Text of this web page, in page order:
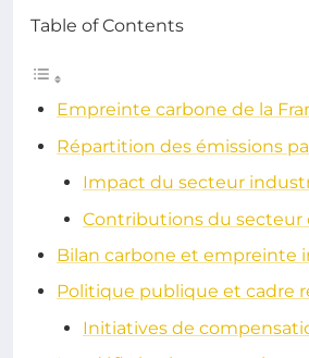
Table of Contents
Empreinte carbone de la
Répartition des émissions
Impact du secteur
Contributions du secteur
Bilan carbone et empreinte
Politique publique et cadre
Initiatives de